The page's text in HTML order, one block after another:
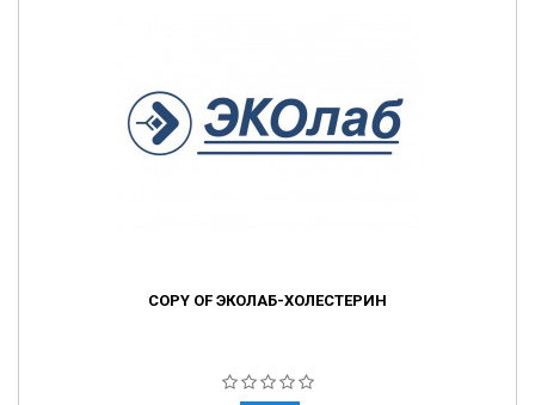
COPY OF ЭКОЛАБ-ХОЛЕСТЕРИН